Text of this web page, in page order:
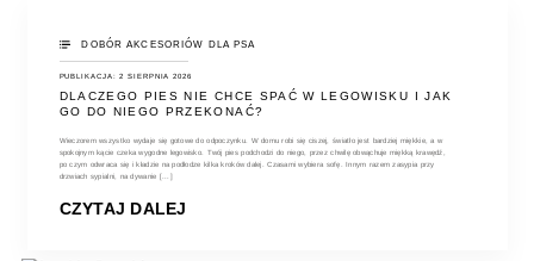
DOBÓR AKCESORIÓW DLA PSA
PUBLIKACJA: 2 SIERPNIA 2026
DLACZEGO PIES NIE CHCE SPAĆ W LEGOWISKU I JAK
GO DO NIEGO PRZEKONAĆ?
Wieczorem wszystko wydaje się gotowe do odpoczynku. W domu robi się ciszej, światło jest bardziej miękkie, a w
spokojnym kącie czeka wygodne legowisko. Twój pies podchodzi do niego, przez chwilę obwąchuje miękką krawędź,
po czym odwraca się i kładzie na podłodze kilka kroków dalej. Czasami wybiera sofę. Innym razem zasypia przy
drzwiach sypialni, na dywanie [...]
CZYTAJ DALEJ